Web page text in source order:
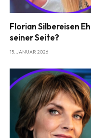
Florian Silbereisen
seiner Seite?
15. JANUAR 2026